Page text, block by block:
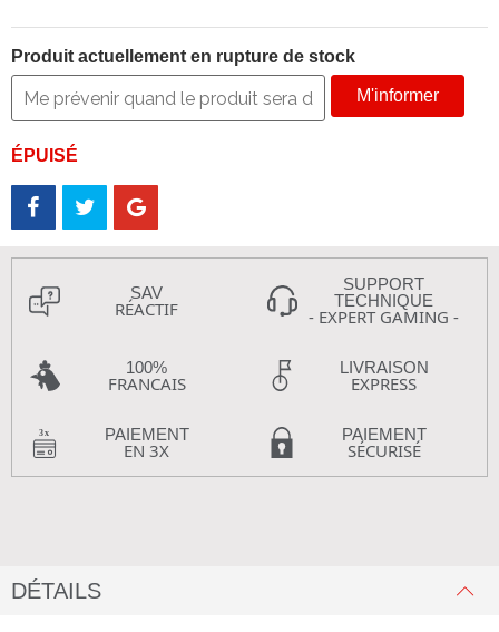
Produit actuellement en rupture de stock
M'informer
ÉPUISÉ
SAV
RÉACTIF
SUPPORT
TECHNIQUE
- EXPERT GAMING -
100%
FRANCAIS
LIVRAISON
EXPRESS
PAIEMENT
EN 3X
PAIEMENT
SÉCURISÉ
DÉTAILS